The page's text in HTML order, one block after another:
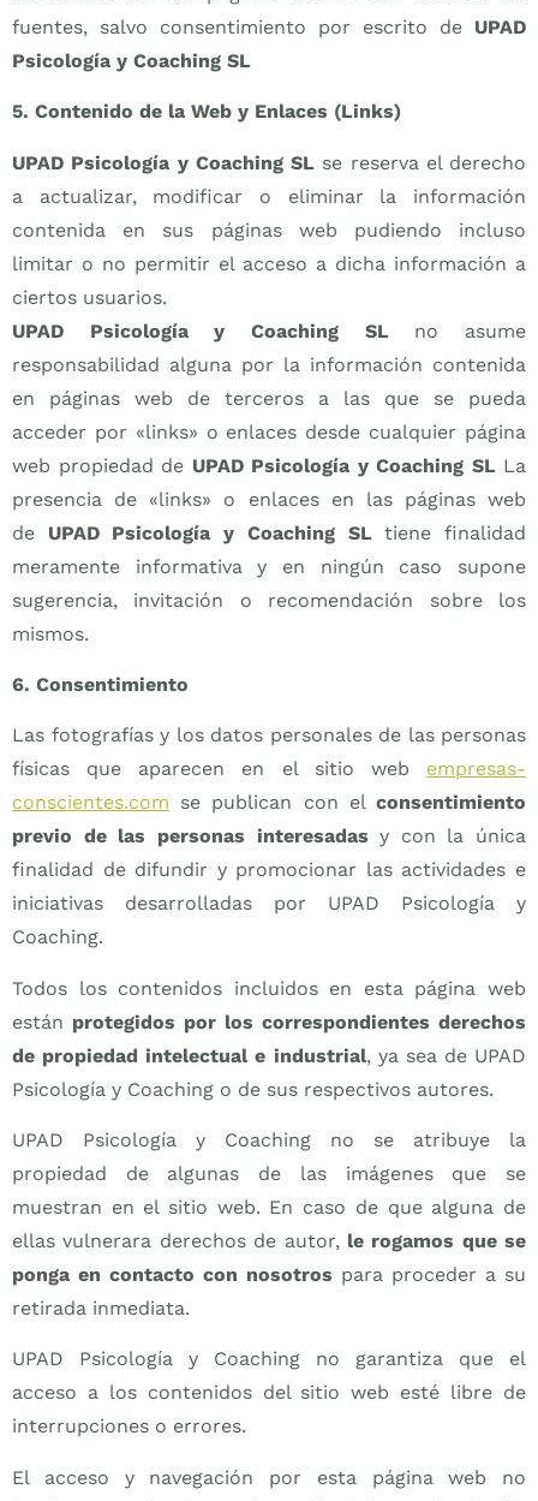
fuentes, salvo consentimiento por escrito de UPAD
Psicología y Coaching SL
5. Contenido de la Web y Enlaces (Links)
UPAD Psicología y Coaching SL se reserva el derecho
a actualizar, modificar o eliminar la información
contenida en sus páginas web pudiendo incluso
limitar o no permitir el acceso a dicha información a
ciertos usuarios.
UPAD Psicología y Coaching SL no asume
responsabilidad alguna por la información contenida
en páginas web de terceros a las que se pueda
acceder por «links» o enlaces desde cualquier página
web propiedad de UPAD Psicología y Coaching SL La
presencia de «links» o enlaces en las páginas web
de UPAD Psicología y Coaching SLtiene finalidad
meramente informativa y en ningún caso supone
sugerencia, invitación o recomendación sobre los
mismos.
6. Consentimiento
Las fotografías y los datos personales de las personas
físicas que aparecen en el sitio web empresas-
conscientes.com se publican con el consentimiento
previo de las personas interesadas y con la única
finalidad de difundir y promocionar las actividades e
iniciativas desarrolladas por UPAD Psicología y
Coaching.
Todos los contenidos incluidos en esta página web
están protegidos por los correspondientes derechos
de propiedad intelectual e industrial, ya sea de UPAD
Psicología y Coaching o de sus respectivos autores.
UPAD Psicología y Coaching no se atribuye la
propiedad de algunas de las imágenes que se
muestran en el sitio web. En caso de que alguna de
ellas vulnerara derechos de autor, le rogamos que se
ponga en contacto con nosotros para proceder a su
retirada inmediata.
UPAD Psicología y Coaching no garantiza que el
acceso a los contenidos del sitio web esté libre de
interrupciones o errores.
El acceso y navegación por esta página web no